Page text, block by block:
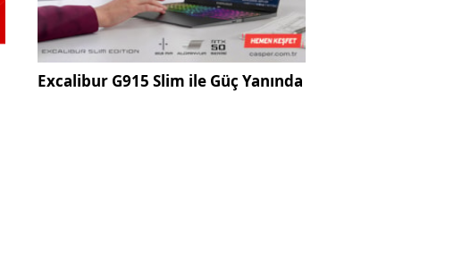
Excalibur G915 Slim ile Güç Yanında